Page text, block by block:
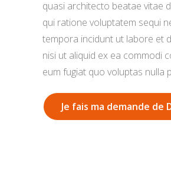
quasi architecto beatae vitae
qui ratione voluptatem sequi
tempora incidunt ut labore et
nisi ut aliquid ex ea commodi
eum fugiat quo voluptas nulla
Je fais ma demande de